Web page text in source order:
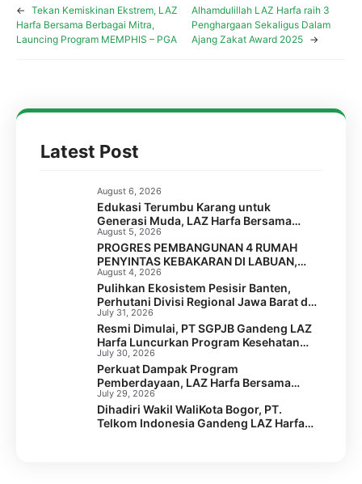
← Tekan Kemiskinan Ekstrem, LAZ
Harfa Bersama Berbagai Mitra,
Launcing Program MEMPHIS – PGA
Alhamdulillah LAZ Harfa raih 3
Penghargaan Sekaligus Dalam
Ajang Zakat Award 2025 →
Latest Post
August 6, 2026
Edukasi Terumbu Karang untuk
Generasi Muda, LAZ Harfa Bersama
FPTK Banten & Squad Pulau Merak Besar
Gelar Coral Reef Goes to School di SMPN
6 Kota Cilegon
August 5, 2026
PROGRES PEMBANGUNAN 4 RUMAH
PENYINTAS KEBAKARAN DI LABUAN,
PANDEGLANG
August 4, 2026
Pulihkan Ekosistem Pesisir Banten,
Perhutani Divisi Regional Jawa Barat dan
Banten Salurkan Bantuan 1.000 Bibit
Pohon Mangrove melalui LAZ Harfa
July 31, 2026
Resmi Dimulai, PT SGPJB Gandeng LAZ
Harfa Luncurkan Program Kesehatan
SEGA KEBUL di 2 Desa Kabupaten
Serang
July 30, 2026
Perkuat Dampak Program
Pemberdayaan, LAZ Harfa Bersama
Caritas Australia dan Australian Aid
Gelar Capacity Building Staf
July 29, 2026
Dihadiri Wakil WaliKota Bogor, PT.
Telkom Indonesia Gandeng LAZ Harfa